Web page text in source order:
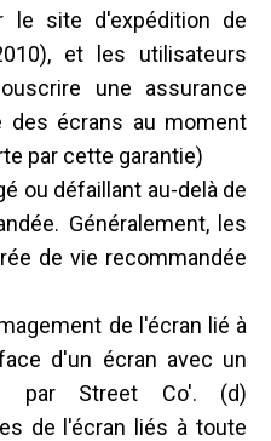
le site d'expédition de
et les utilisateurs
une assurance
des écrans au moment
par cette garantie)
ou défaillant au-delà de
Généralement, les
de vie recommandée
de l'écran lié à
d'un écran avec un
par Street Co'. (d)
de l'écran liés à toute